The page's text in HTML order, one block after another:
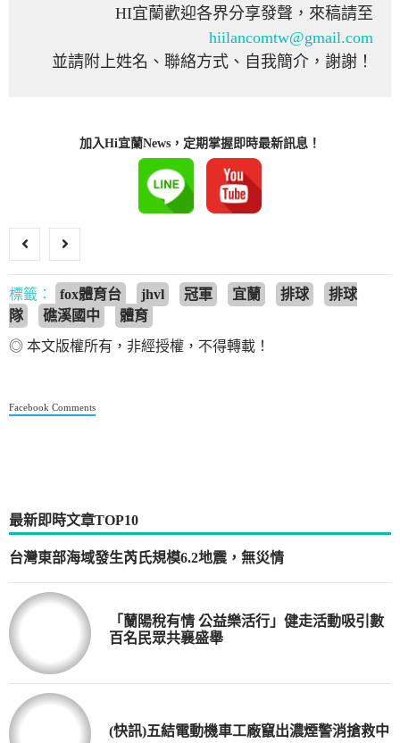
HI宜蘭歡迎各界分享發聲，來稿請至
hiilancomtw@gmail.com
並請附上姓名、聯絡方式、自我簡介，謝謝！
加入Hi宜蘭News，定期掌握即時最新訊息！
標籤： fox體育台 jhvl 冠軍 宜蘭 排球
排球
隊
礁溪國中
體育
◎ 本文版權所有，非經授權，不得轉載！
Facebook Comments
最新即時文章TOP10
台灣東部海域發生芮氏規模6.2地震，無災情
「蘭陽稅有情 公益樂活行」健走活動吸引數
百名民眾共襄盛舉
(快訊)五結電動機車工廠竄出濃煙警消搶救中